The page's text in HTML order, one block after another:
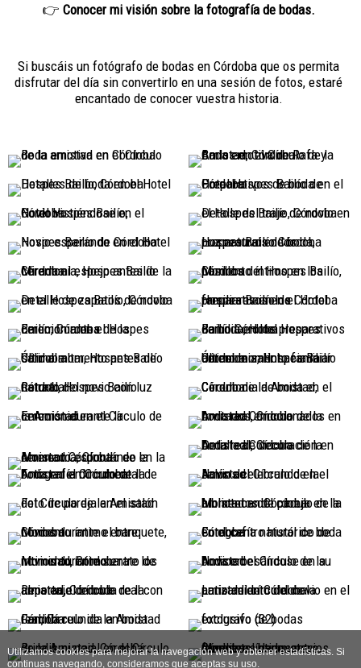
👉 Conocer mi visión sobre la fotografía de bodas.
Si buscáis un fotógrafo de bodas en Córdoba que os permita
disfrutar del día sin convertirlo en una sesión de fotos, estaré
encantado de conocer vuestra historia.
Utilizamos cookies para mejorar la navegación web y obtener estadísticas. Si
continuas navegando, consideramos que aceptas su uso.